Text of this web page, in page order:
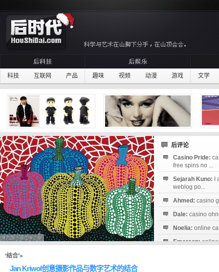
科技 互联网 产品 趣味 视频 动漫 游戏 文学
后评论
Casino Pride:
free spins no ...
Sejarah Kuno:
weblog po...
Ahmed: casino
Dale: casino
Noelia: online
Emerson:
‘结合’»
Jan Kriwol创意摄影作品与数字艺术的结合